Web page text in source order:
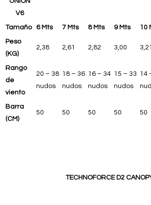
V6
Tamaño 6 Mts 7 Mts 8 Mts 9 Mts 10
Peso
(KG)
2,38 2,61 2,82 3,00 3,21
Rango
de
viento
20 – 38
nudos
18 – 36
nudos
16 – 34
nudos
15 – 33
nudos
14
Barra
(CM)
50 50 50 50 50
TECHNOFORCE D2